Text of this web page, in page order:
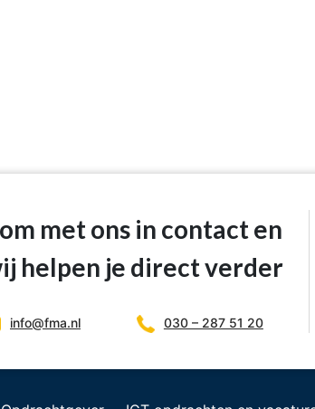
met ons in contact en
helpen je direct verder
info@fma.nl 030 – 287 51 20